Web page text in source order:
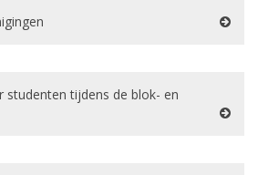
studenten tijdens de blok- en